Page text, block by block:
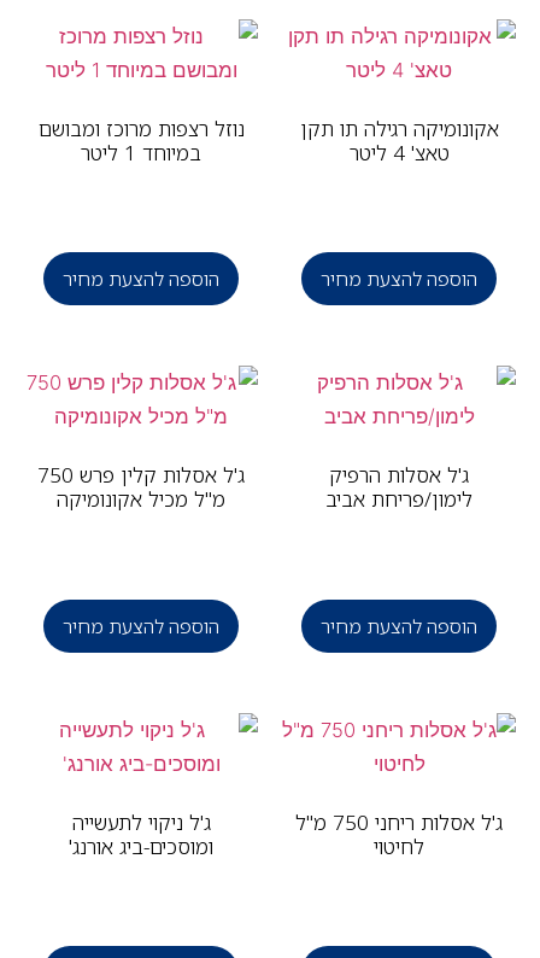
רגילה תו תקן
הוספה להצעת מחיר
נוזל רצפות מרוכז ומבושם
במיוחד 1 ליטר
הוספה להצעת מחיר
ג'ל אסלות הרפיק
לימון/פריחת אביב
הוספה להצעת מחיר
ג'ל אסלות קלין פרש 750
מ"ל מכיל אקונומיקה
הוספה להצעת מחיר
ג'ל אסלות ריחני 750 מ"ל
לחיטוי
ג'ל ניקוי לתעשייה
ומוסכים-ביג אורנג'